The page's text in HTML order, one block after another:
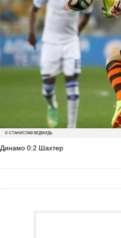
© СТАНИСЛАВ ВЕДМИДЬ
Динамо 0:2 Шахтер